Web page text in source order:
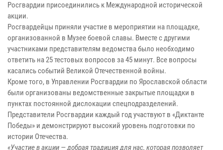
Росгвардии присоединились к Международной исторической
акции.
Росгвардейцы приняли участие в мероприятии на площадке,
организованной в Музее боевой славы. Вместе с другими
участниками представителям ведомства было необходимо
ответить на 25 тестовых вопросов за 45 минут. Все вопросы
касались событий Великой Отечественной войны.
Кроме того, в Управлении Росгвардии по Ярославской области
были организованы ведомственные закрытые площадки в
пунктах постоянной дислокации спецподразделений.
Представители Росгвардии каждый год участвуют в «Диктанте
Победы» и демонстрируют высокий уровень подготовки по
истории Отечества.
«Участие в акции — добрая традиция для нас, которая позволяет